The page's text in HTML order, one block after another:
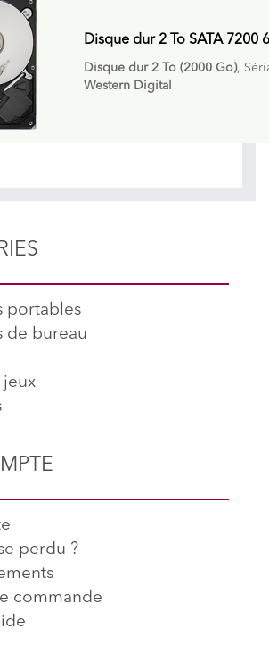
Disque dur 2 To SATA 7200
Disque dur 2 To (2000 Go),
Western Digital
portables
de bureau
jeux
perdu ?
commande